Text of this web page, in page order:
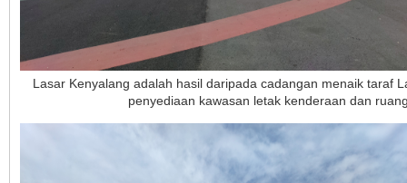
Lasar Kenyalang adalah hasil daripada cadangan menaik taraf
penyediaan kawasan letak kenderaan dan